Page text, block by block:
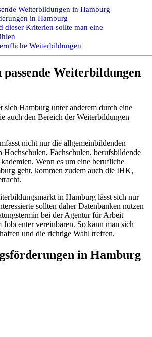
Weiterbildungen in Hamburg
in Hamburg
dieser Kriterien sollte man eine
Weiterbildungen
passende Weiterbildungen
sich Hamburg unter anderem durch eine
auch den Bereich der Weiterbildungen
nicht nur die allgemeinbildenden
Hochschulen, Fachschulen, berufsbildende
Wenn es um eine berufliche
geht, kommen zudem auch die IHK,
in Hamburg lässt sich nur
sollten daher Datenbanken nutzen
bei der Agentur für Arbeit
Jobcenter vereinbaren. So kann man sich
und die richtige Wahl treffen.
in Hamburg